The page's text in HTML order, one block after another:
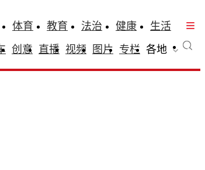
体育 教育 法治 健康
生活
创意 直播 视频 图片 专栏 各地